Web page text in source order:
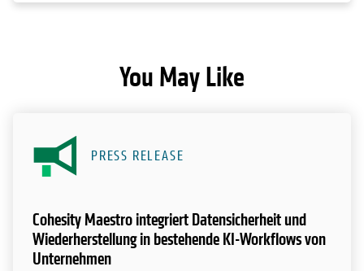
You May Like
PRESS RELEASE
Cohesity Maestro integriert Datensicherheit und
Wiederherstellung in bestehende KI-Workflows von
Unternehmen